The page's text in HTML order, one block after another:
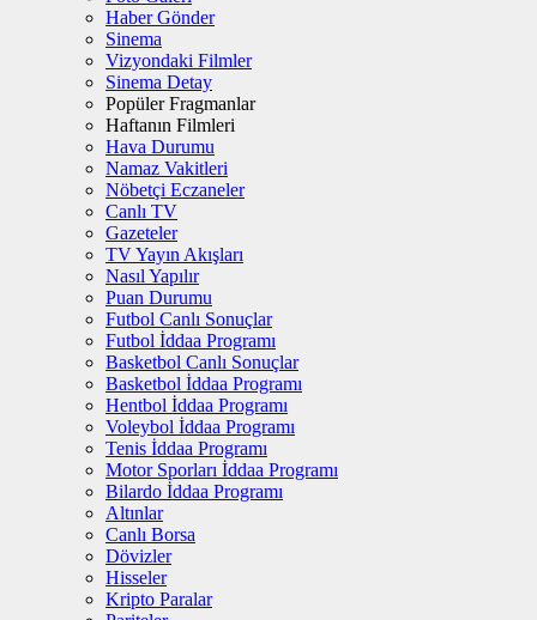
Haber Gönder
Sinema
Vizyondaki Filmler
Sinema Detay
Popüler Fragmanlar
Haftanın Filmleri
Hava Durumu
Namaz Vakitleri
Nöbetçi Eczaneler
Canlı TV
Gazeteler
TV Yayın Akışları
Nasıl Yapılır
Puan Durumu
Futbol Canlı Sonuçlar
Futbol İddaa Programı
Basketbol Canlı Sonuçlar
Basketbol İddaa Programı
Hentbol İddaa Programı
Voleybol İddaa Programı
Tenis İddaa Programı
Motor Sporları İddaa Programı
Bilardo İddaa Programı
Altınlar
Canlı Borsa
Dövizler
Hisseler
Kripto Paralar